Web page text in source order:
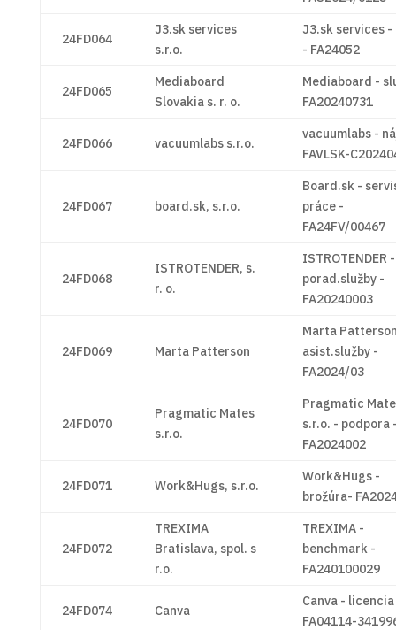
24FD064
J3.sk services
s.r.o.
J3.sk services
- FA24052
24FD065
Mediaboard
Slovakia s. r. o.
Mediaboard -
FA20240731
24FD066 vacuumlabs s.r.o.
vacuumlabs -
FAVLSK-
24FD067 board.sk, s.r.o.
Board.sk -
práce -
FA24FV/00467
24FD068
ISTROTENDER, s.
r. o.
ISTROTENDER -
porad.služby -
FA20240003
24FD069 Marta Patterson
Marta
asist.služby -
FA2024/03
24FD070
Pragmatic Mates
s.r.o.
Pragmatic
s.r.o. - podpora
FA2024002
24FD071 Work&Hugs, s.r.o.
Work&Hugs -
brožúra-
24FD072
TREXIMA
Bratislava, spol. s
r.o.
TREXIMA -
benchmark -
FA240100029
24FD074 Canva
Canva -
FA04114-